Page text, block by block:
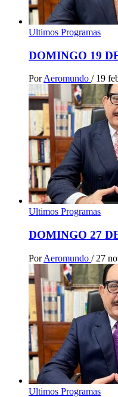
Ultimos Programas
DOMINGO 19
PorAeromundo / 19
Ultimos Programas
DOMINGO 27
Por Aeromundo / 27
Ultimos Programas